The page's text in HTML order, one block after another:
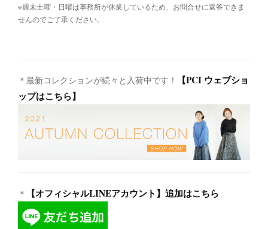
※週末土曜・日曜は事務所が休業しているため、お問合せに返答できま
せんのでご了承ください。
＊最新コレクションが続々と入荷中です！
【PCI ウェブショ
ップはこちら】
＊ 【オフィシャルLINEアカウント】追加はこちら